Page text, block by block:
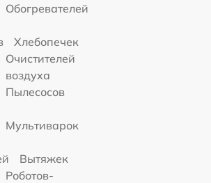
Обогревателей
Хлебопечек
Очистителей
воздуха
Пылесосов
Мультиварок
Вытяжек
Роботов-